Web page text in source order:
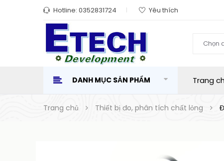
Hotline: 0352831724 Yêu thích
Chọn
DANH MỤC SẢN PHẨM Trang
Trang chủ Thiết bị đo, phân tích chất lỏng